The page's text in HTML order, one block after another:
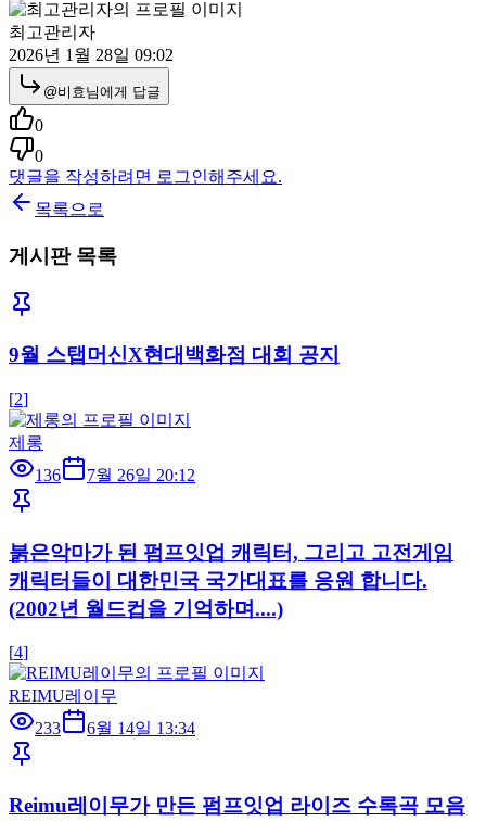
최고관리자
2026년 1월 28일 09:02
@비효님에게 답글
0
0
댓글을 작성하려면 로그인해주세요.
목록으로
게시판 목록
9월 스탭머신X현대백화점 대회 공지
[2]
제롱
136
7월 26일 20:12
붉은악마가 된 펌프잇업 캐릭터, 그리고 고전게임
캐릭터들이 대한민국 국가대표를 응원 합니다.
(2002년 월드컵을 기억하며....)
[4]
REIMU레이무
233
6월 14일 13:34
Reimu레이무가 만든 펌프잇업 라이즈 수록곡 모음